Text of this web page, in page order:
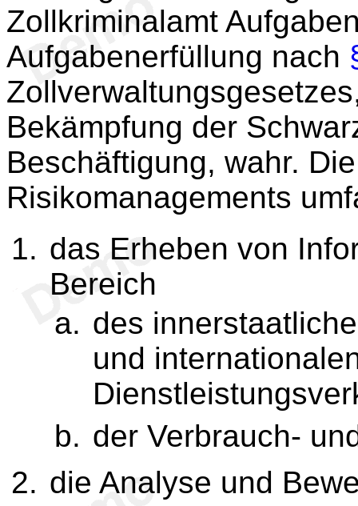
Zollkriminalamt
Aufgabenerfüllung nach
Bekämpfung der
Beschäftigung, wahr.
Risikomanagements
das Erheben von
Bereich
des
und
der Verbrauch-
die Analyse und